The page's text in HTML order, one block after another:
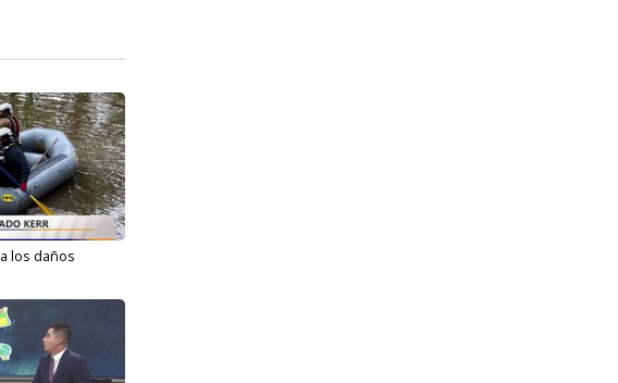
los daños